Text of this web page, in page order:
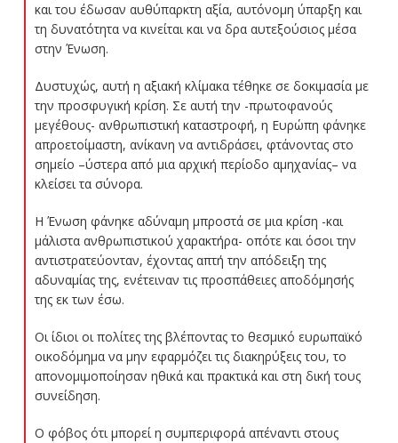
και του έδωσαν αυθύπαρκτη αξία, αυτόνομη ύπαρξη και
τη δυνατότητα να κινείται και να δρα αυτεξούσιος μέσα
στην Ένωση.
Δυστυχώς, αυτή η αξιακή κλίμακα τέθηκε σε δοκιμασία με
την προσφυγική κρίση. Σε αυτή την -πρωτοφανούς
μεγέθους- ανθρωπιστική καταστροφή, η Ευρώπη φάνηκε
απροετοίμαστη, ανίκανη να αντιδράσει, φτάνοντας στο
σημείο –ύστερα από μια αρχική περίοδο αμηχανίας– να
κλείσει τα σύνορα.
Η Ένωση φάνηκε αδύναμη μπροστά σε μια κρίση -και
μάλιστα ανθρωπιστικού χαρακτήρα- οπότε και όσοι την
αντιστρατεύονταν, έχοντας απτή την απόδειξη της
αδυναμίας της, ενέτειναν τις προσπάθειες αποδόμησής
της εκ των έσω.
Οι ίδιοι οι πολίτες της βλέποντας το θεσμικό ευρωπαϊκό
οικοδόμημα να μην εφαρμόζει τις διακηρύξεις του, το
απονομιμοποίησαν ηθικά και πρακτικά και στη δική τους
συνείδηση.
Ο φόβος ότι μπορεί η συμπεριφορά απέναντι στους